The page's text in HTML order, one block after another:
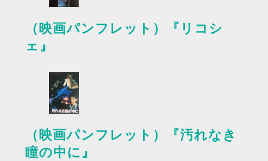
（映画パンフレット）『リコシ
ェ』
（映画パンフレット）『汚れなき
瞳の中に』